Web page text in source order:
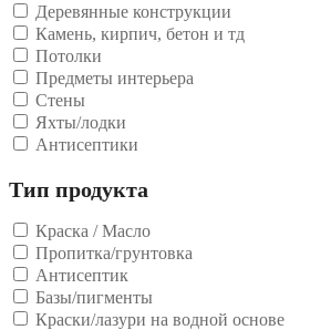
Деревянные конструкции
Камень, кирпич, бетон и тд
Потолки
Предметы интерьера
Стены
Яхты/лодки
Антисептики
Тип продукта
Краска / Масло
Пропитка/грунтовка
Антисептик
Базы/пигменты
Краски/лазури на водной основе